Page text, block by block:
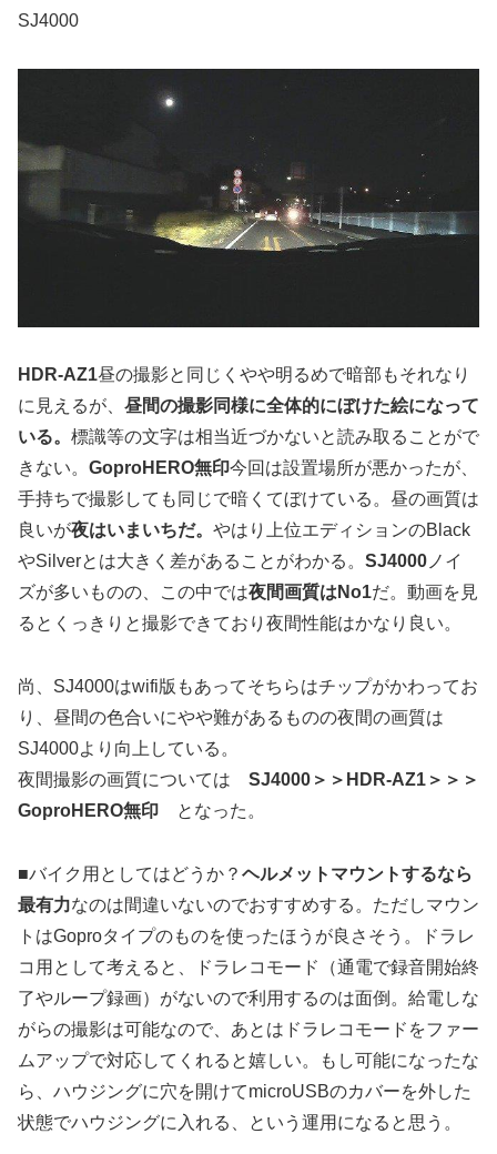
SJ4000
HDR-AZ1昼の撮影と同じくやや明るめで暗部もそれなり
に見えるが、 昼間の撮影同様に全体的にぼけた絵になって
いる。 標識等の文字は相当近づかないと読み取ることがで
きない。 GoproHERO無印今回は設置場所が悪かったが、
手持ちで撮影しても同じで暗くてぼけている。昼の画質は
良いが夜はいまいちだ。 やはり上位エディションのBlack
やSilverとは大きく差があることがわかる。 SJ4000 ノイ
ズが多いものの、この中では夜間画質はNo1だ。動画を見
るとくっきりと撮影できており夜間性能はかなり良い。
尚、SJ4000はwifi版もあってそちらはチップがかわってお
り、昼間の色合いにやや難があるものの夜間の画質は
SJ4000より向上している。
夜間撮影の画質については SJ4000＞＞HDR-AZ1＞＞＞
GoproHERO無印 となった。
■バイク用としてはどうか？ ヘルメットマウントするなら
最有力なのは間違いないのでおすすめする。ただしマウン
トはGoproタイプのものを使ったほうが良さそう。ドラレ
コ用として考えると、ドラレコモード（通電で録音開始終
了やループ録画）がないので利用するのは面倒。給電しな
がらの撮影は可能なので、あとはドラレコモードをファー
ムアップで対応してくれると嬉しい。もし可能になったな
ら、ハウジングに穴を開けてmicroUSBのカバーを外した
状態でハウジングに入れる、という運用になると思う。